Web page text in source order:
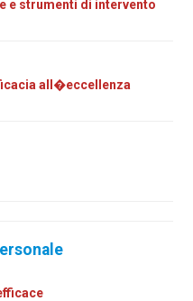
e strumenti di intervento
all�eccellenza